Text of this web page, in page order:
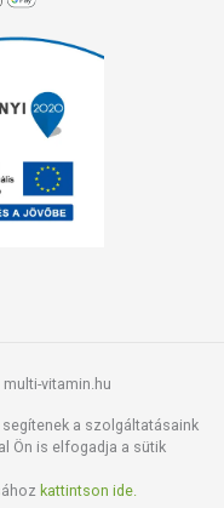
vitamin.hu
a szolgáltatásaink
Ön is elfogadja a sütik
kattintson ide.